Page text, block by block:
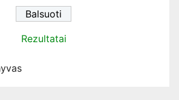
Rezultatai